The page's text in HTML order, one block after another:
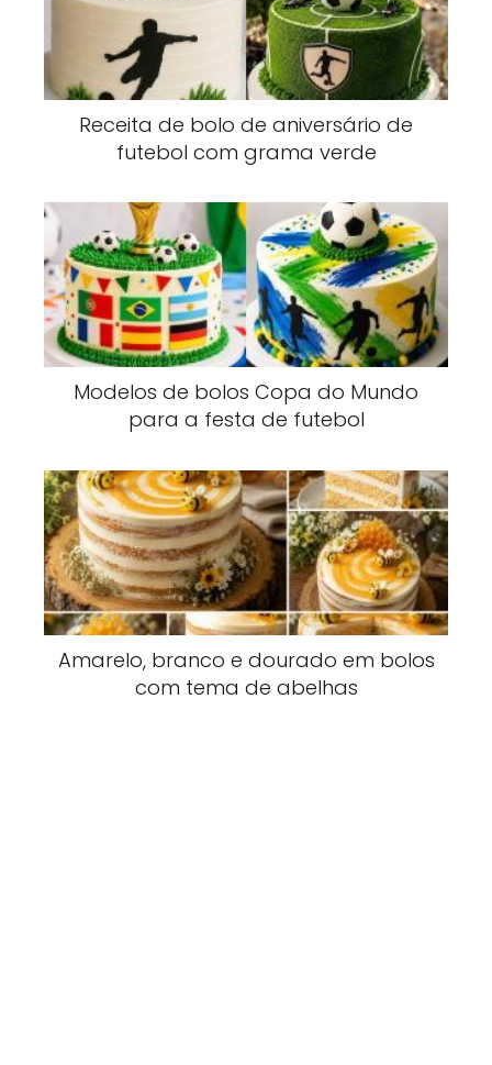
Receita de bolo de aniversário de
futebol com grama verde
Modelos de bolos Copa do Mundo
para a festa de futebol
Amarelo, branco e dourado em bolos
com tema de abelhas